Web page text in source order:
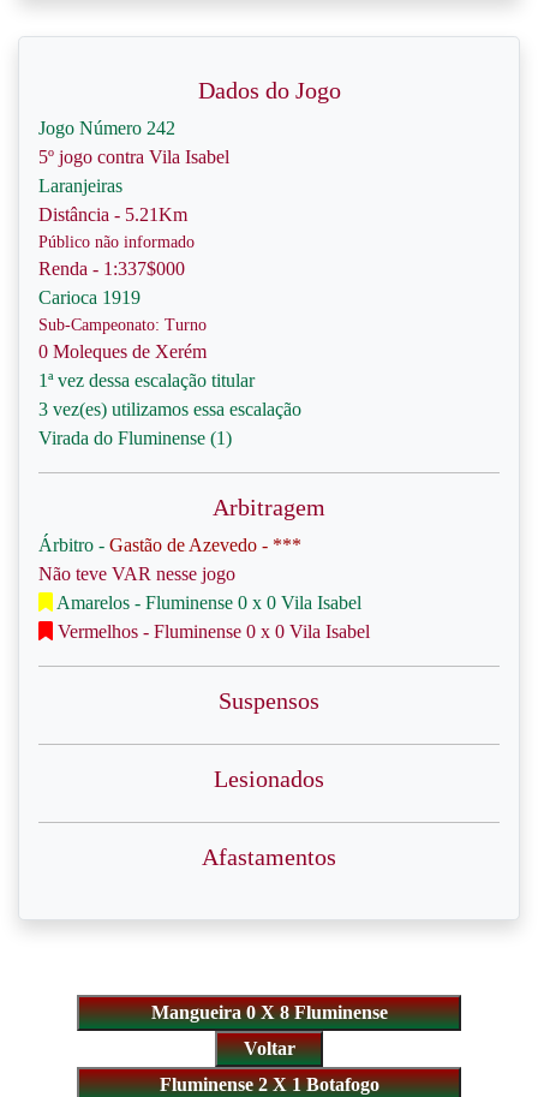
Dados do Jogo
Jogo Número 242
5º jogo contra Vila Isabel
Laranjeiras
Distância - 5.21Km
Público não informado
Renda - 1:337$000
Carioca 1919
Sub-Campeonato: Turno
0 Moleques de Xerém
1ª vez dessa escalação titular
3 vez(es) utilizamos essa escalação
Virada do Fluminense (1)
Arbitragem
Árbitro - Gastão de Azevedo - ***
Não teve VAR nesse jogo
Amarelos - Fluminense 0 x 0 Vila Isabel
Vermelhos - Fluminense 0 x 0 Vila Isabel
Suspensos
Lesionados
Afastamentos